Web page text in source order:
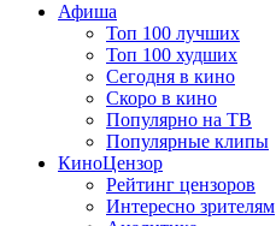
Афиша
Топ 100 лучших
Топ 100 худших
Сегодня в кино
Скоро в кино
Популярно на ТВ
Популярные клипы
КиноЦензор
Рейтинг цензоров
Интересно зрителям